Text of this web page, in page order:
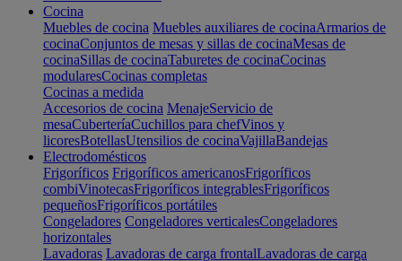
Cocina
Muebles de cocina Muebles auxiliares de cocinaArmarios de
cocinaConjuntos de mesas y sillas de cocinaMesas de
cocinaSillas de cocinaTaburetes de cocinaCocinas
modularesCocinas completas
Cocinas a medida
Accesorios de cocina MenajeServicio de
mesaCuberteríaCuchillos para chefVinos y
licoresBotellasUtensilios de cocinaVajillaBandejas
Electrodomésticos
Frigoríficos Frigoríficos americanosFrigoríficos
combiVinotecasFrigoríficos integrablesFrigoríficos
pequeñosFrigoríficos portátiles
Congeladores Congeladores verticalesCongeladores
horizontales
Lavadoras Lavadoras de carga frontalLavadoras de carga